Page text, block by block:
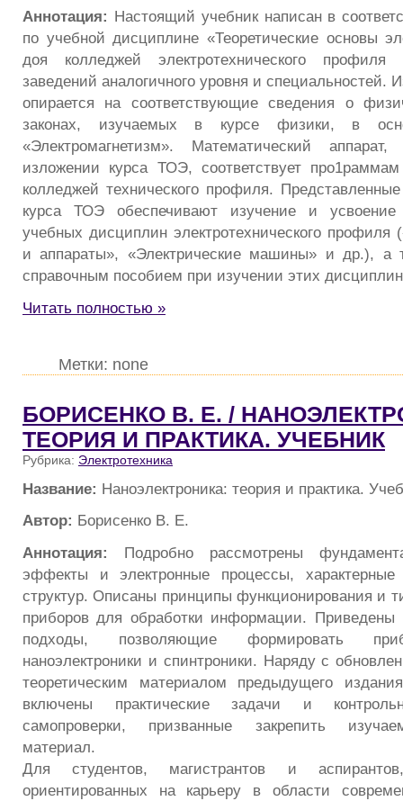
Аннотация: Настоящий учебник написан в
по учебной дисциплине «Теоретические основы
доя колледжей электротехнического
заведений аналогичного уровня и специальностей.
опирается на соответствующие сведения о
законах, изучаемых в курсе физики, в
«Электромагнетизм». Математический
изложении курса ТОЭ, соответствует
колледжей технического профиля.
курса ТОЭ обеспечивают изучение и
учебных дисциплин электротехнического профиля
и аппараты», «Электрические машины» и др.), а
справочным пособием при изучении этих
Читать полностью »
Метки: none
БОРИСЕНКО В. Е. /
ТЕОРИЯ И ПРАКТИКА. УЧЕБНИК
Рубрика: Электротехника
Название: Наноэлектроника: теория и практика.
Автор: Борисенко В. Е.
Аннотация: Подробно рассмотрены
эффекты и электронные процессы, характерные
структур. Описаны принципы функционирования и
приборов для обработки информации. Приведены
подходы, позволяющие формировать
наноэлектроники и спинтроники. Наряду с
теоретическим материалом предыдущего
включены практические задачи и
самопроверки, призванные закрепить
материал.
Для студентов, магистрантов и
ориентированных на карьеру в области